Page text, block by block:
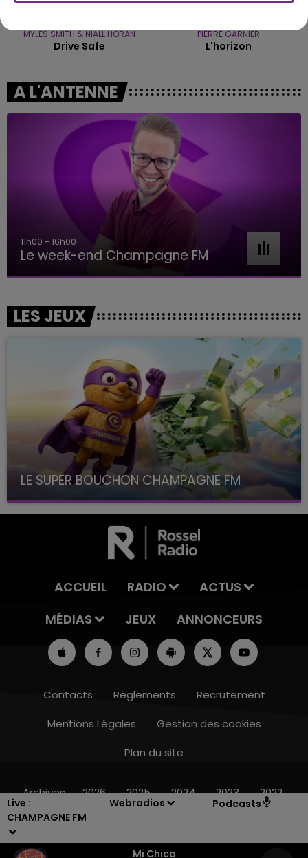
Live :
CHAMPAGNE FM
Webradios Podcasts
Mi Chico
MYLES SMITH & NIALL HORAN
Drive Safe
PIERRE GARNIER
L'horizon
A L'ANTENNE
11h00 - 16h00
Le week-end Champagne FM
LES JEUX
LE SUPER BOUCHON CHAMPAGNE FM
avec La Famille Champagne FM, à 8H10
ACCUEIL RADIO
ACTUS
MÉDIAS
JEUX ANNONCEURS
Contacts Règlements
Recrutement
Mentions Légales
Gestion des cookies
Plan du site
Archives 2026 2025 2024 2023 2022